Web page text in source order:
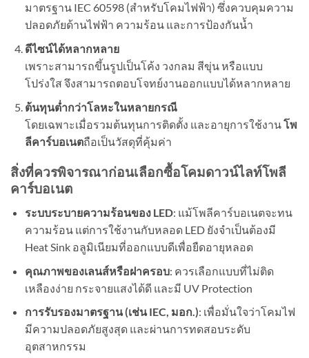
มาตรฐาน IEC 60598 (สำหรับโคมไฟฟ้า) ซึ่งควบคุมความ
ปลอดภัยด้านไฟฟ้า ความร้อน และการป้องกันน้ำ
ดีไซน์ได้หลากหลาย
เพราะสามารถขึ้นรูปเป็นโค้ง วงกลม สีขุ่น หรือแบบ
โปร่งใส จึงสามารถตอบโจทย์งานออกแบบได้หลากหลาย
ต้นทุนต่ำกว่าโลหะในหลายกรณี
โดยเฉพาะเมื่อรวมต้นทุนการติดตั้ง และอายุการใช้งานโพ
ลีคาร์บอเนตถือเป็นวัสดุที่คุ้มค่า
สิ่งที่ควรพิจารณาก่อนเลือกซื้อโคมดาวน์ไลท์โพลี
คาร์บอเนต
ระบบระบายความร้อนของ LED: แม้โพลีคาร์บอเนตจะทน
ความร้อน แต่การใช้งานกับหลอด LED ยังจำเป็นต้องมี
Heat Sink อลูมิเนียมที่ออกแบบดีเพื่อยืดอายุหลอด
คุณภาพของเลนส์หรือฝาครอบ: ควรเลือกแบบที่ไม่ติด
เหลืองง่าย กระจายแสงได้ดี และมี UV Protection
การรับรองมาตรฐาน (เช่นIEC, มอก.): เพื่อมั่นใจว่าโคมไฟ
มีความปลอดภัยสูงสุด และผ่านการทดสอบระดับ
อุตสาหกรรม